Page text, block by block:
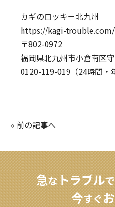
カギのロッキー北九州
https://kagi-trouble.com/
〒802-0972
福岡県北九州市小倉南区
0120-119-019（24時間・
« 前の記事へ
急なトラブル
今すぐ